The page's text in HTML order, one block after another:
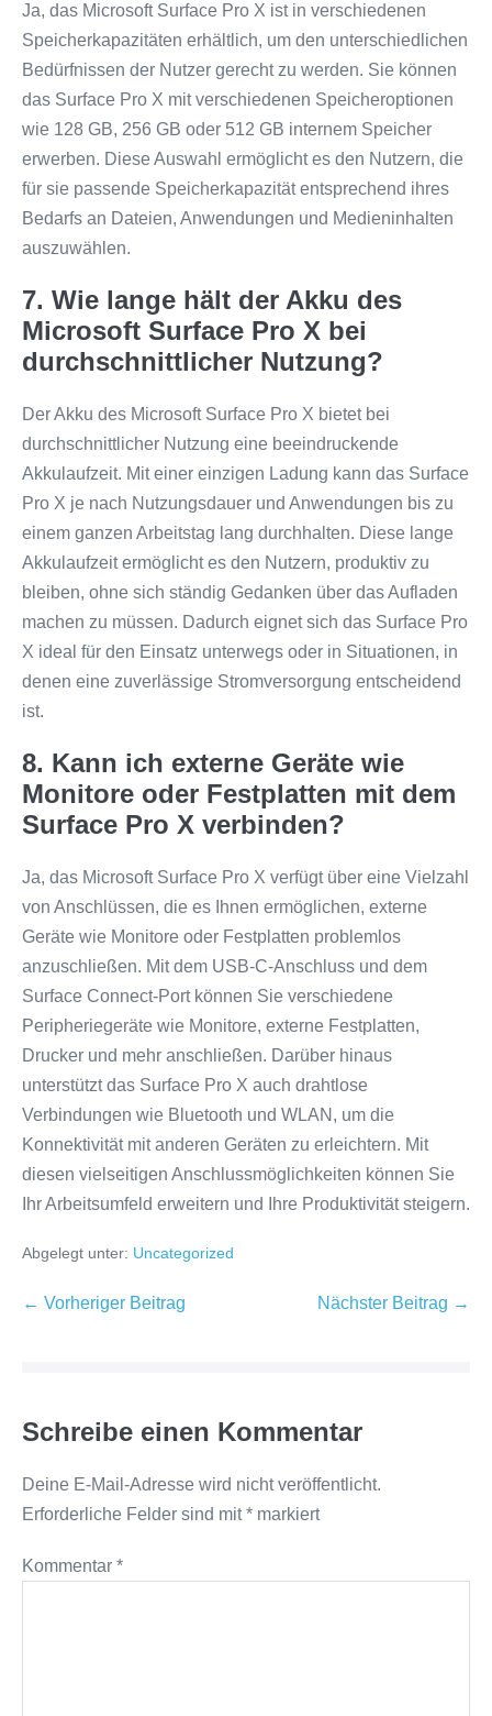
Ja, das Microsoft Surface Pro X ist in verschiedenen
Speicherkapazitäten erhältlich, um den unterschiedlichen
Bedürfnissen der Nutzer gerecht zu werden. Sie können
das Surface Pro X mit verschiedenen Speicheroptionen
wie 128 GB, 256 GB oder 512 GB internem Speicher
erwerben. Diese Auswahl ermöglicht es den Nutzern, die
für sie passende Speicherkapazität entsprechend ihres
Bedarfs an Dateien, Anwendungen und Medieninhalten
auszuwählen.
7. Wie lange hält der Akku des
Microsoft Surface Pro X bei
durchschnittlicher Nutzung?
Der Akku des Microsoft Surface Pro X bietet bei
durchschnittlicher Nutzung eine beeindruckende
Akkulaufzeit. Mit einer einzigen Ladung kann das Surface
Pro X je nach Nutzungsdauer und Anwendungen bis zu
einem ganzen Arbeitstag lang durchhalten. Diese lange
Akkulaufzeit ermöglicht es den Nutzern, produktiv zu
bleiben, ohne sich ständig Gedanken über das Aufladen
machen zu müssen. Dadurch eignet sich das Surface Pro
X ideal für den Einsatz unterwegs oder in Situationen, in
denen eine zuverlässige Stromversorgung entscheidend
ist.
8. Kann ich externe Geräte wie
Monitore oder Festplatten mit dem
Surface Pro X verbinden?
Ja, das Microsoft Surface Pro X verfügt über eine Vielzahl
von Anschlüssen, die es Ihnen ermöglichen, externe
Geräte wie Monitore oder Festplatten problemlos
anzuschließen. Mit dem USB-C-Anschluss und dem
Surface Connect-Port können Sie verschiedene
Peripheriegeräte wie Monitore, externe Festplatten,
Drucker und mehr anschließen. Darüber hinaus
unterstützt das Surface Pro X auch drahtlose
Verbindungen wie Bluetooth und WLAN, um die
Konnektivität mit anderen Geräten zu erleichtern. Mit
diesen vielseitigen Anschlussmöglichkeiten können Sie
Ihr Arbeitsumfeld erweitern und Ihre Produktivität steigern.
Abgelegt unter: Uncategorized
Beitragsnavigation
← Vorheriger Beitrag Nächster Beitrag →
Schreibe einen Kommentar
Deine E-Mail-Adresse wird nicht veröffentlicht.
Erforderliche Felder sind mit* markiert
Kommentar *